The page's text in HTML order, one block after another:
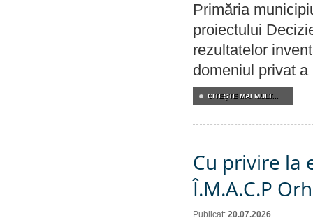
Primăria
proiectului
rezultatelor
domeniul privat a
CITEŞTE MAI MULT...
Cu privire la
Î.M.A.C.P
Publicat: 20.07.2026